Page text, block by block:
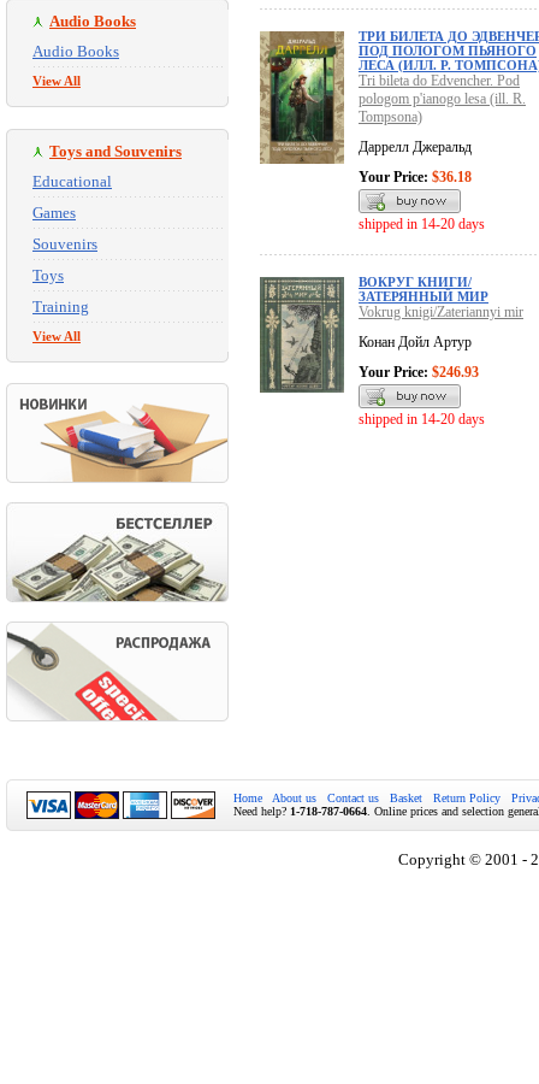
Audio Books
Audio Books
View All
Toys and Souvenirs
Educational
Games
Souvenirs
Toys
Training
View All
ТРИ БИЛЕТА ДО
ПОД ПОЛОГОМ ПЬЯНОГО
ЛЕСА (ИЛЛ. Р.
Tri bileta do Edvencher. Pod
pologom p'ianogo lesa (ill. R.
Tompsona)
Даррелл Джеральд
Your Price: $36.18
shipped in 14-20 days
ВОКРУГ КНИГИ/
ЗАТЕРЯННЫЙ МИР
Vokrug knigi/Zateriannyi mir
Конан Дойл Артур
Your Price: $246.93
shipped in 14-20 days
Home About us Contact us Basket Return Policy
Need help? 1-718-787-0664 . Online prices and selection
Copyright © 2001 -